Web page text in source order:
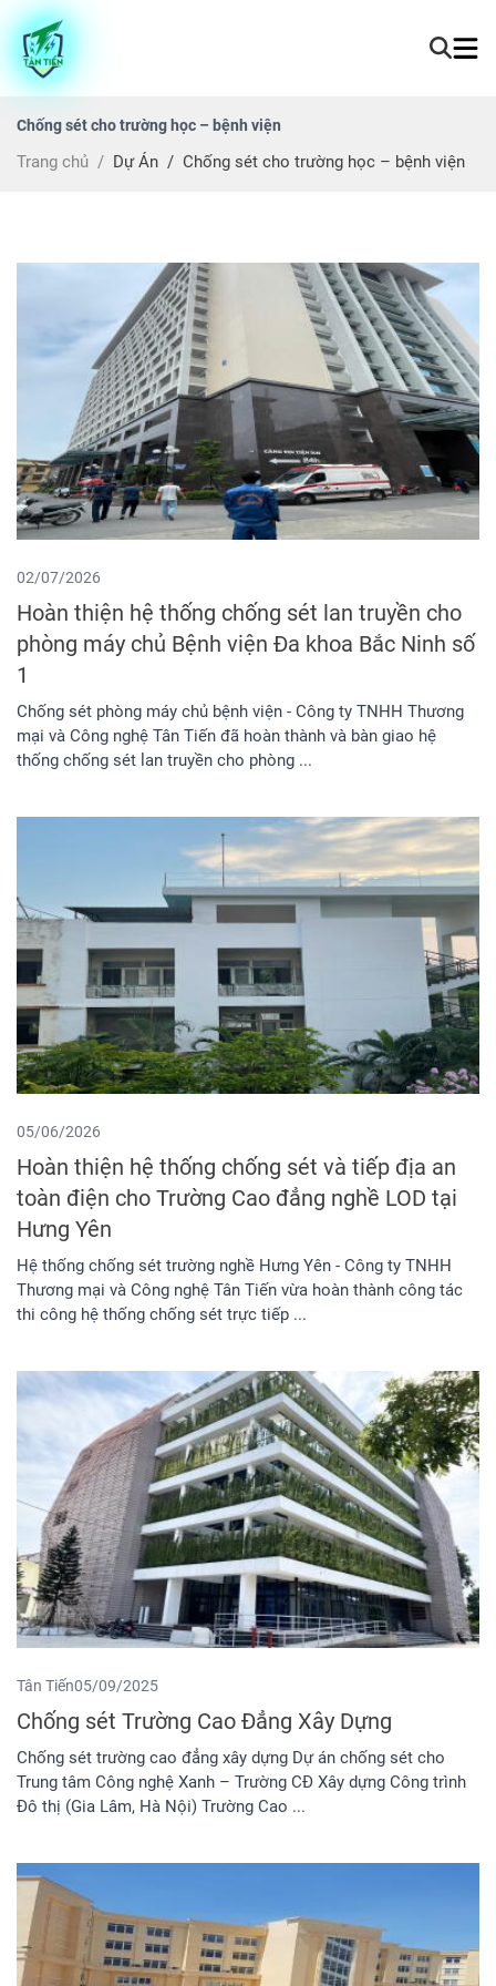
Chống sét cho trường học – bệnh viện
Trang chủ / Dự Án / Chống sét cho trường học – bệnh viện
02/07/2026
Hoàn thiện hệ thống chống sét lan truyền cho
phòng máy chủ Bệnh viện Đa khoa Bắc Ninh số
1
Chống sét phòng máy chủ bệnh viện - Công ty TNHH Thương
mại và Công nghệ Tân Tiến đã hoàn thành và bàn giao hệ
thống chống sét lan truyền cho phòng ...
05/06/2026
Hoàn thiện hệ thống chống sét và tiếp địa an
toàn điện cho Trường Cao đẳng nghề LOD tại
Hưng Yên
Hệ thống chống sét trường nghề Hưng Yên - Công ty TNHH
Thương mại và Công nghệ Tân Tiến vừa hoàn thành công tác
thi công hệ thống chống sét trực tiếp ...
Tân Tiến05/09/2025
Chống sét Trường Cao Đẳng Xây Dựng
Chống sét trường cao đẳng xây dựng Dự án chống sét cho
Trung tâm Công nghệ Xanh – Trường CĐ Xây dựng Công trình
Đô thị (Gia Lâm, Hà Nội) Trường Cao ...